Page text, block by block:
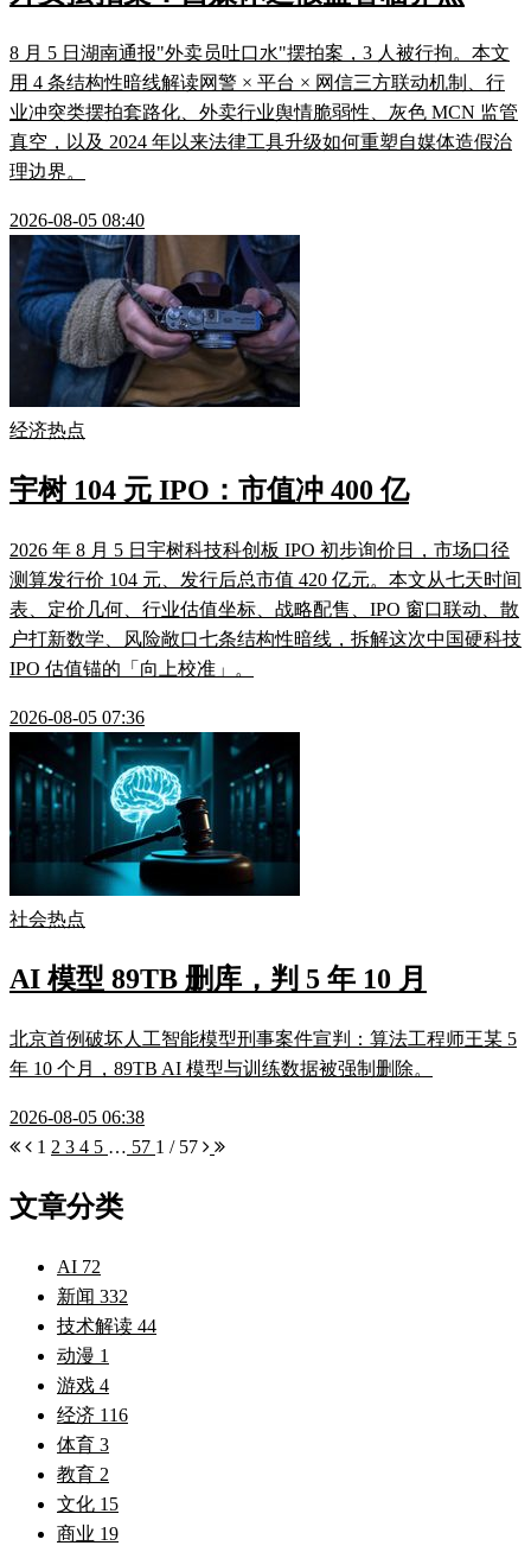
8 月 5 日湖南通报"外卖员吐口水"摆拍案，3 人被行拘。本文
用 4 条结构性暗线解读网警 × 平台 × 网信三方联动机制、行
业冲突类摆拍套路化、外卖行业舆情脆弱性、灰色 MCN 监管
真空，以及 2024 年以来法律工具升级如何重塑自媒体造假治
理边界。
2026-08-05 08:40
经济热点
宇树 104 元 IPO：市值冲 400 亿
2026 年 8 月 5 日宇树科技科创板 IPO 初步询价日，市场口径
测算发行价 104 元、发行后总市值 420 亿元。本文从七天时间
表、定价几何、行业估值坐标、战略配售、IPO 窗口联动、散
户打新数学、风险敞口七条结构性暗线，拆解这次中国硬科技
IPO 估值锚的「向上校准」。
2026-08-05 07:36
社会热点
AI 模型 89TB 删库，判 5 年 10 月
北京首例破坏人工智能模型刑事案件宣判：算法工程师王某 5
年 10 个月，89TB AI 模型与训练数据被强制删除。
2026-08-05 06:38
1 2 3 4 5 … 57 1 / 57
文章分类
AI 72
新闻 332
技术解读 44
动漫 1
游戏 4
经济 116
体育 3
教育 2
文化 15
商业 19